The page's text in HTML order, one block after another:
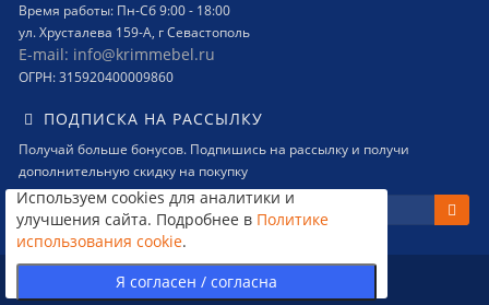
Используем cookies для аналитики и
улучшения сайта. Подробнее в Политике
использования cookie.
Время работы: Пн-Сб 9:00 - 18:00
ул. Хрусталева 159-А, г Севастополь
E-mail: info@krimmebel.ru
ОГРН: 315920400009860
ПОДПИСКА НА РАССЫЛКУ
Получай больше бонусов. Подпишись на рассылку и получи
дополнительную скидку на покупку